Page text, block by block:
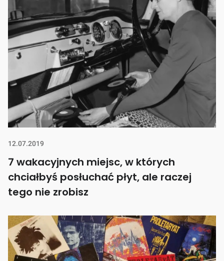
12.07.2019
7 wakacyjnych miejsc, w których
chciałbyś posłuchać płyt, ale raczej
tego nie zrobisz